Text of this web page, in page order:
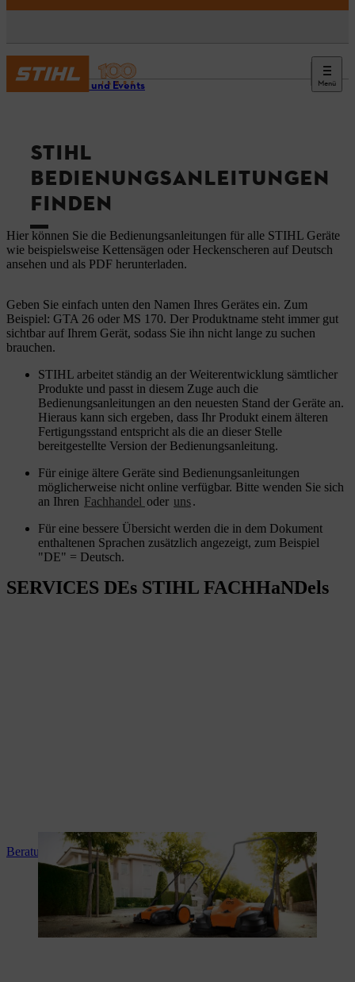
Menü
Service und Events
STIHL
BEDIENUNGSANLEITUNGEN
FINDEN
Hier können Sie die Bedienungsanleitungen für alle STIHL Geräte
wie beispielsweise Kettensägen oder Heckenscheren auf Deutsch
ansehen und als PDF herunterladen.
Geben Sie einfach unten den Namen Ihres Gerätes ein. Zum
Beispiel: GTA 26 oder MS 170. Der Produktname steht immer gut
sichtbar auf Ihrem Gerät, sodass Sie ihn nicht lange zu suchen
brauchen.
STIHL arbeitet ständig an der Weiterentwicklung sämtlicher
Produkte und passt in diesem Zuge auch die
Bedienungsanleitungen an den neuesten Stand der Geräte an.
Hieraus kann sich ergeben, dass Ihr Produkt einem älteren
Fertigungsstand entspricht als die an dieser Stelle
bereitgestellte Version der Bedienungsanleitung.
Für einige ältere Geräte sind Bedienungsanleitungen
möglicherweise nicht online verfügbar. Bitte wenden Sie sich
an Ihren Fachhandel oder uns.
Für eine bessere Übersicht werden die in dem Dokument
enthaltenen Sprachen zusätzlich angezeigt, zum Beispiel
"DE" = Deutsch.
SERVICES DEs STIHL FACHHaNDels
Beratung und Produkteinweisung